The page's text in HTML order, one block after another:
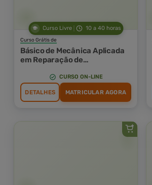
Curso Livre 10 a 40 horas
Curso Grátis de
Básico de Mecânica Aplicada
em Reparação de
CURSO ON-LINE
DETALHES MATRICULAR AGORA